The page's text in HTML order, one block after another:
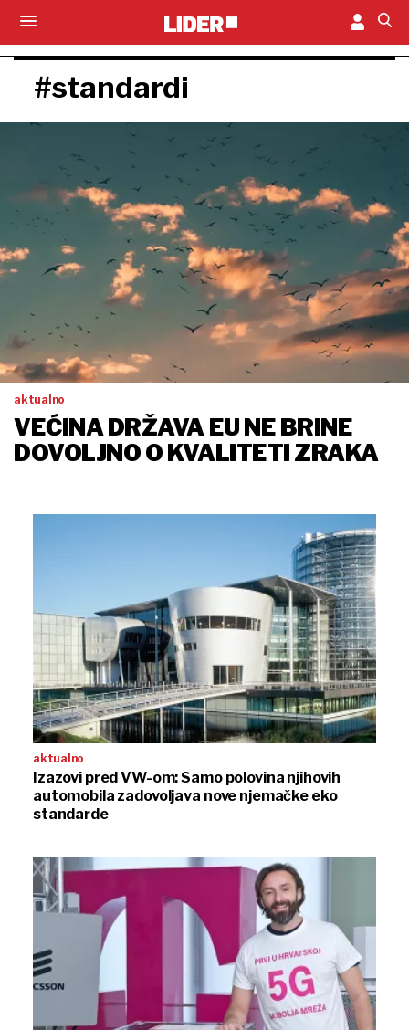
#standardi
aktualno
VEĆINA DRŽAVA EU NE BRINE
DOVOLJNO O KVALITETI ZRAKA
aktualno
Izazovi pred VW-om: Samo polovina njihovih
automobila zadovoljava nove njemačke eko
standarde